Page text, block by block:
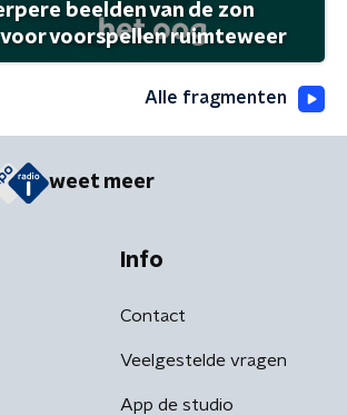
beelden van de zon
voorspellen ruimteweer
Alle fragmenten
weet meer
Info
Contact
Veelgestelde vragen
App de studio